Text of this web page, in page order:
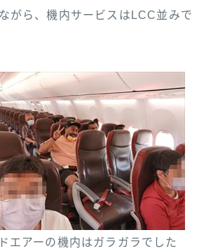
がら、機内サービスはLCC並みで
エアーの機内はガラガラでした